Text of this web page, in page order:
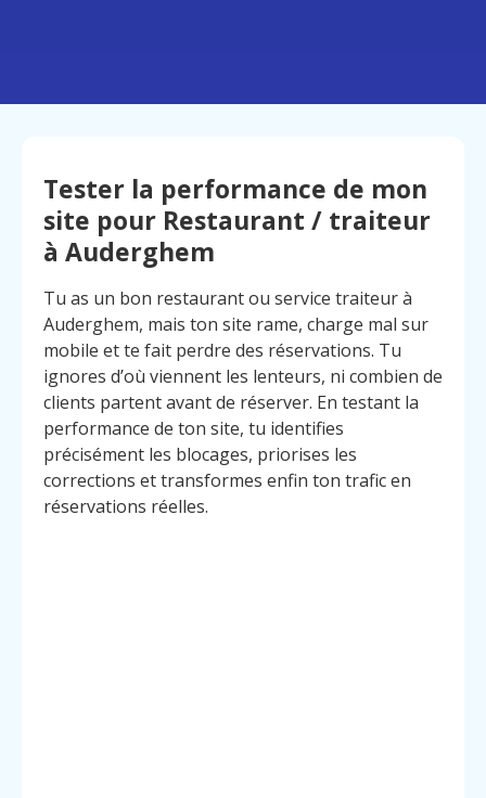
Tester la performance de mon
site pour Restaurant / traiteur
à Auderghem
Tu as un bon restaurant ou service traiteur à
Auderghem, mais ton site rame, charge mal sur
mobile et te fait perdre des réservations. Tu
ignores d’où viennent les lenteurs, ni combien de
clients partent avant de réserver. En testant la
performance de ton site, tu identifies
précisément les blocages, priorises les
corrections et transformes enfin ton trafic en
réservations réelles.